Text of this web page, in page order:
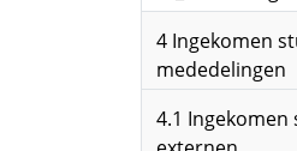
4 Ingekomen
mededelingen
4.1 Ingekomen